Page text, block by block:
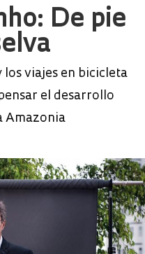
De pie
los viajes en bicicleta
el desarrollo
Amazonia